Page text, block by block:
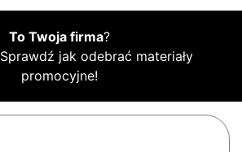
To Twoja firma?
Sprawdź jak odebrać materiały
promocyjne!